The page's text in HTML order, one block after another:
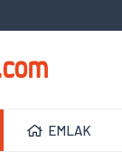
EMLAK